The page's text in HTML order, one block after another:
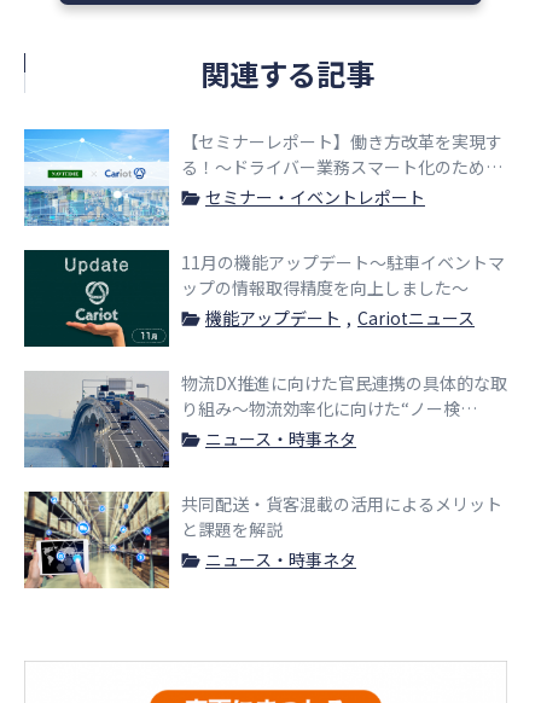
関連する記事
【セミナーレポート】働き方改革を実現す
る！〜ドライバー業務スマート化のための
位置情報・ナビシステムの活用ポイント〜
セミナー・イベントレポート
11月の機能アップデート〜駐車イベントマ
ップの情報取得精度を向上しました〜
機能アップデート
Cariotニュース
物流DX推進に向けた官民連携の具体的な取
り組み〜物流効率化に向けた“ノー検
品”・“食品の製造年月表示化”の実証実験
ニュース・時事ネタ
共同配送・貨客混載の活用によるメリット
と課題を解説
ニュース・時事ネタ